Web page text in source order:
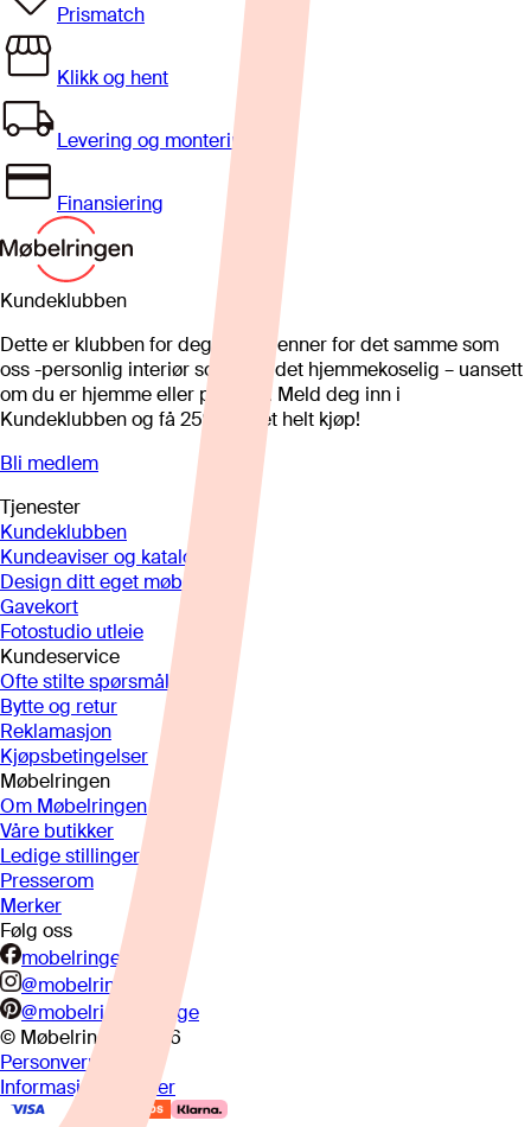
Prismatch
Klikk og hent
Levering og montering
Finansiering
Kundeklubben
Dette er klubben for deg som brenner for det samme som
oss -personlig interiør som gjør det hjemmekoselig – uansett
om du er hjemme eller på hytta. Meld deg inn i
Kundeklubben og få 25%* på et helt kjøp!
Bli medlem
Tjenester
Kundeklubben
Kundeaviser og kataloger
Design ditt eget møbel
Gavekort
Fotostudio utleie
Kundeservice
Ofte stilte spørsmål
Bytte og retur
Reklamasjon
Kjøpsbetingelser
Møbelringen
Om Møbelringen
Våre butikker
Ledige stillinger
Presserom
Merker
Følg oss
mobelringen.no
@mobelringen
@mobelringennorge
© Møbelringen
2026
Personvern
Informasjonskapsler